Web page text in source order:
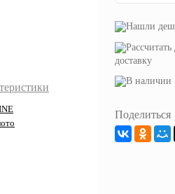
доставку
Поделиться